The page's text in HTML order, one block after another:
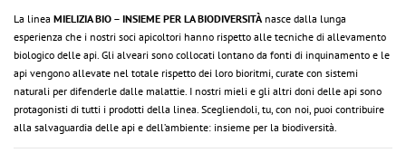
La linea MIELIZIA BIO – INSIEME PER LA BIODIVERSITÀ nasce dalla lunga
esperienza che i nostri soci apicoltori hanno rispetto alle tecniche di allevamento
biologico delle api. Gli alveari sono collocati lontano da fonti di inquinamento e le
api vengono allevate nel totale rispetto dei loro bioritmi, curate con sistemi
naturali per difenderle dalle malattie. I nostri mieli e gli altri doni delle api sono
protagonisti di tutti i prodotti della linea. Scegliendoli, tu, con noi, puoi contribuire
alla salvaguardia delle api e dell’ambiente: insieme per la biodiversità.